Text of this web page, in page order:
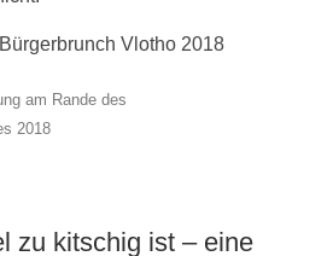
am Rande des
2018
zu kitschig ist – eine